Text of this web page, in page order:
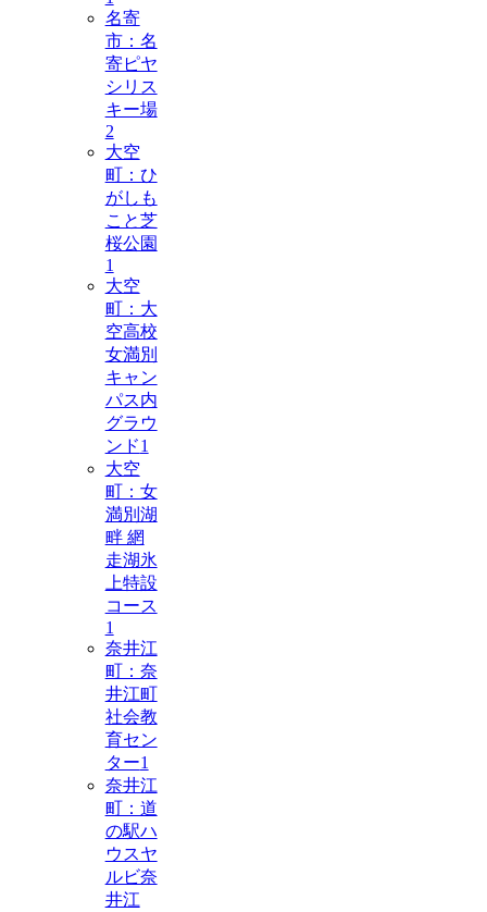
名寄
市：名
寄ピヤ
シリス
キー場
2
大空
町：ひ
がしも
こと芝
桜公園
1
大空
町：大
空高校
女満別
キャン
パス内
グラウ
ンド1
大空
町：女
満別湖
畔 網
走湖氷
上特設
コース
1
奈井江
町：奈
井江町
社会教
育セン
ター1
奈井江
町：道
の駅ハ
ウスヤ
ルビ奈
井江